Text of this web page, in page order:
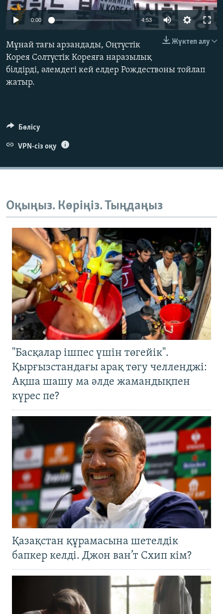
ЖАЗЫЛЫҢЫЗ
Басқа тілдерде
0:00 4:53
Жүктеп алу
Мұнай тағы арзандады, Оңтүстік
Корея Солтүстік Кореяға наразылық
білдірді, әлемдегі кей елдер Рождествоны тойлап
жатыр.
Бөлісу
VPN-сіз оқу
Оқыңыз. Көріңіз. Тыңдаңыз
"Басқалар ішпес үшін төгейік".
Қырғызстандағы арақ төгу челленджі:
Ақша шашу ма әлде жамандықпен
күрес пе?
Қазақстан құрамасына шетелдік
бапкер келді. Джон ван’т Схип кім?